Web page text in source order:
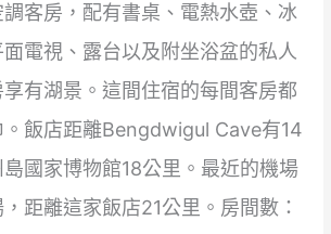
客房，配有書桌、電熱水壺、冰
電視、露台以及附坐浴盆的私人
有湖景。這間住宿的每間客房都
。飯店距離Bengdwigul Cave有14
國家博物館18公里。最近的機場
距離這家飯店21公里。房間數：